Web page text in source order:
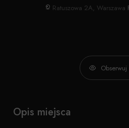
Ratuszowa 2A, Warszawa
Obserwuj
Opis miejsca